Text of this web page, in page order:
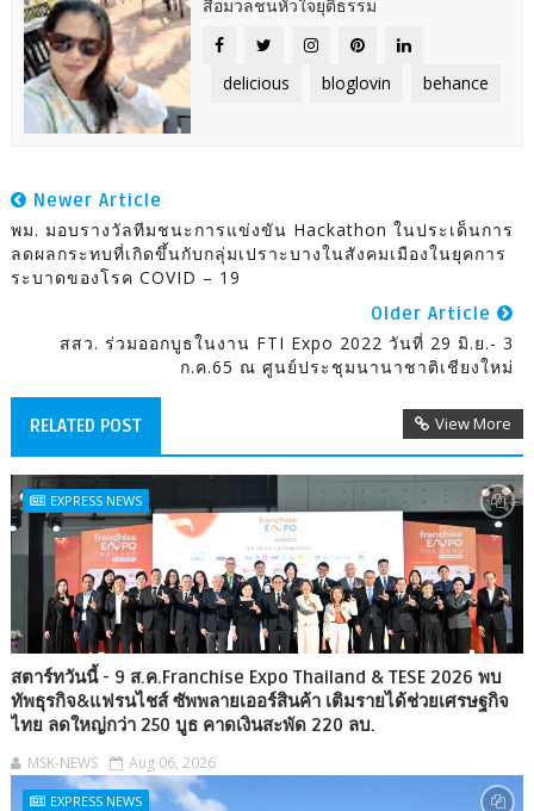
สื่อมวลชนหัวใจยุติธรรม
delicious bloglovin behance
Newer Article
พม. มอบรางวัลทีมชนะการแข่งขัน Hackathon ในประเด็นการ
ลดผลกระทบที่เกิดขึ้นกับกลุ่มเปราะบางในสังคมเมืองในยุคการ
ระบาดของโรค COVID – 19
Older Article
สสว. ร่วมออกบูธในงาน FTI Expo 2022 วันที่ 29 มิ.ย.- 3
ก.ค.65 ณ ศูนย์ประชุมนานาชาติเชียงใหม่
RELATED POST View More
EXPRESS NEWS
สตาร์ทวันนี้ - 9 ส.ค.Franchise Expo Thailand & TESE 2026 พบ
ทัพธุรกิจ&แฟรนไชส์ ซัพพลายเออร์สินค้า เติมรายได้ช่วยเศรษฐกิจ
ไทย ลดใหญ่กว่า 250 บูธ คาดเงินสะพัด 220 ลบ.
MSK-NEWS Aug 06, 2026
EXPRESS NEWS